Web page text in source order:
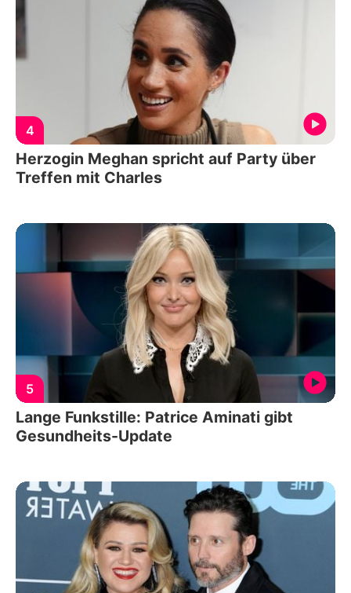
4
Herzogin Meghan spricht auf Party über
Treffen mit Charles
5
Lange Funkstille: Patrice Aminati gibt
Gesundheits-Update